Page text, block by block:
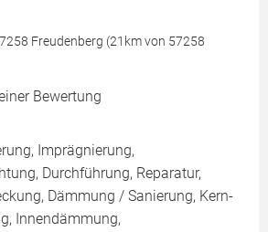
Freudenberg (21km von 57258
Bewertung
Imprägnierung,
Durchführung, Reparatur,
Dämmung / Sanierung, Kern-
Innendämmung,